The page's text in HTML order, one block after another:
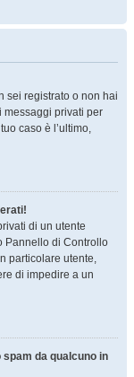
sei registrato o non hai
messaggi privati per
caso è l’ultimo,
​​di un utente
Pannello di Controllo
particolare utente,
di impedire a un
da qualcuno in